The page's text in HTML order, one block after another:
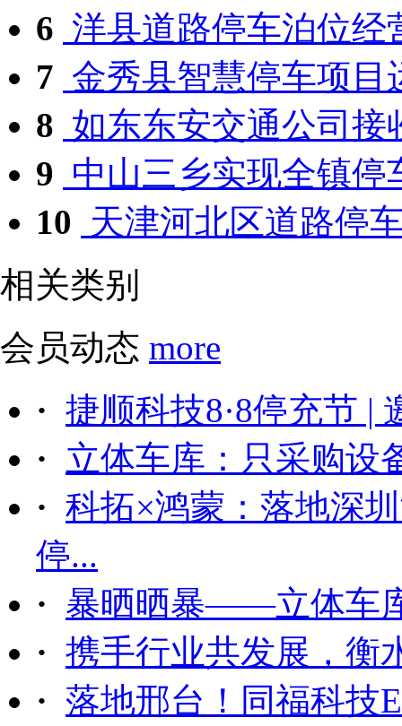
6 洋县道路停车泊位经
7 金秀县智慧停车项目
8 如东东安交通公司接
9 中山三乡实现全镇停
10 天津河北区道路停
相关类别
会员动态 more
· 捷顺科技8·8停充节 |
· 立体车库：只采购设
· 科拓×鸿蒙：落地深
停...
· 暴晒晒暴——立体车
· 携手行业共发展，衡
· 落地邢台！同福科技